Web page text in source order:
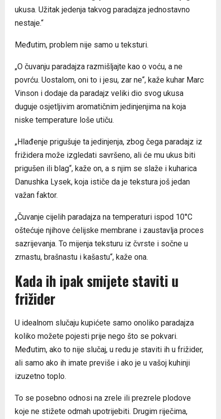
ukusa. Užitak jedenja takvog paradajza jednostavno
nestaje.“
Međutim, problem nije samo u teksturi.
„O čuvanju paradajza razmišljajte kao o voću, a ne
povrću. Uostalom, oni to i jesu, zar ne“, kaže kuhar Marc
Vinson i dodaje da paradajz veliki dio svog ukusa
duguje osjetljivim aromatičnim jedinjenjima na koja
niske temperature loše utiču.
„Hlađenje prigušuje ta jedinjenja, zbog čega paradajz iz
frižidera može izgledati savršeno, ali će mu ukus biti
prigušen ili blag“, kaže on, a s njim se slaže i kuharica
Danushka Lysek, koja ističe da je tekstura još jedan
važan faktor.
„Čuvanje cijelih paradajza na temperaturi ispod 10°C
oštećuje njihove ćelijske membrane i zaustavlja proces
sazrijevanja. To mijenja teksturu iz čvrste i sočne u
zrnastu, brašnastu i kašastu“, kaže ona.
Kada ih ipak smijete staviti u
frižider
U idealnom slučaju kupićete samo onoliko paradajza
koliko možete pojesti prije nego što se pokvari.
Međutim, ako to nije slučaj, u redu je staviti ih u frižider,
ali samo ako ih imate previše i ako je u vašoj kuhinji
izuzetno toplo.
To se posebno odnosi na zrele ili prezrele plodove
koje ne stižete odmah upotrijebiti. Drugim riječima,